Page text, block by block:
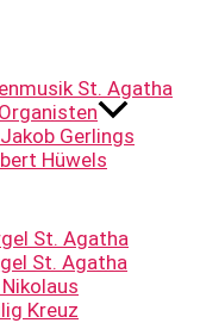
St. Agatha
Gerlings
Hüwels
St. Agatha
St. Agatha
Kreuz